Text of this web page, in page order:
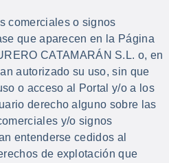
comerciales o signos
que aparecen en la Página
CATAMARÁN S.L. o, en
autorizado su uso, sin que
o acceso al Portal y/o a los
derecho alguno sobre las
y/o signos
entenderse cedidos al
de explotación que